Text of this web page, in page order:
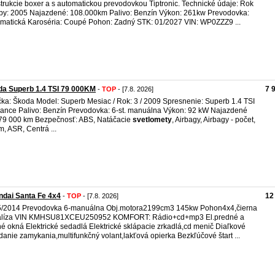
boxer a s automatickou prevodovkou Tiptronic. Technické údaje: Rok
2005 Najazdené: 108.000km Palivo: Benzín Výkon: 261kw Prevodovka:
Karoséria: Coupé Pohon: Zadný STK: 01/2027 VIN: WP0ZZZ9 ...
Superb 1.4 TSI 79 000KM - TOP - [7.8. 2026]
Škoda Model: Superb Mesiac / Rok: 3 / 2009 Spresnenie: Superb 1.4 TSI
Palivo: Benzín Prevodovka: 6-st. manuálna Výkon: 92 kW Najazdené
000 km Bezpečnosť: ABS, Natáčacie svetlomety, Airbagy, Airbagy - počet,
ASR, Centrá ...
7
Santa Fe 4x4 - TOP - [7.8. 2026]
2014 Prevodovka 6-manuálna Obj.motora2199cm3 145kw Pohon4x4,čierna
VIN KMHSU81XCEU250952 KOMFORT: Rádio+cd+mp3 El.predné a
okná Elektrické sedadlá Elektrické sklápacie zrkadlá,cd menič Diaľkové
zamykania,multifunkčný volant,lakťová opierka Bezkľúčové štart ...
12